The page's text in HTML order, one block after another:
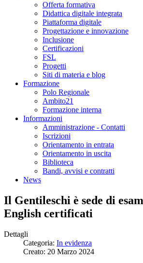
Offerta formativa
Didattica digitale integrata
Piattaforma digitale
Progettazione e innovazione
Inclusione
Certificazioni
FSL
Progetti
Siti di materia e blog
Formazione
Polo Regionale
Ambito21
Formazione interna
Informazioni
Amministrazione - Contatti
Iscrizioni
Orientamento in entrata
Orientamento in uscita
Biblioteca
Bandi, avvisi e contratti
News
Il Gentileschi è sede di
English certificati
Dettagli
Categoria: In evidenza
Creato: 20 Marzo 2024